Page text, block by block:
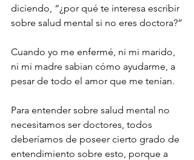
diciendo, “¿por qué te interesa escribir
sobre salud mental si no eres doctora?”
Cuando yo me enfermé, ni mi marido,
ni mi madre sabian cómo ayudarme, a
pesar de todo el amor que me tenían.
Para entender sobre salud mental no
necesitamos ser doctores, todos
deberíamos de poseer cierto grado de
entendimiento sobre esto, porque a